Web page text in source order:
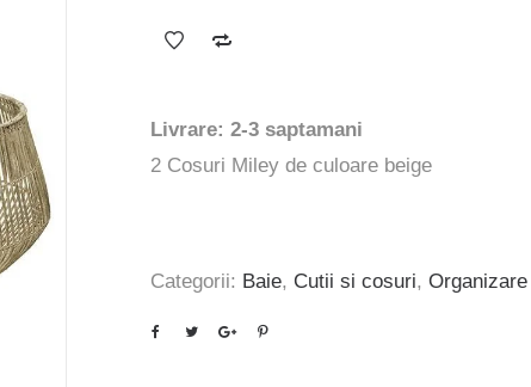
a
Livrare: 2-3 saptamani
2 Cosuri Miley de culoare beige
Categorii: Baie, Cutii si cosuri, Organizare